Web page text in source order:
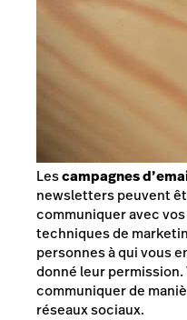
Lescampagnes
newsletters peuvent
communiquer avec
techniques de
personnes à qui vous
donné leur permission.
communiquer de
réseaux sociaux.